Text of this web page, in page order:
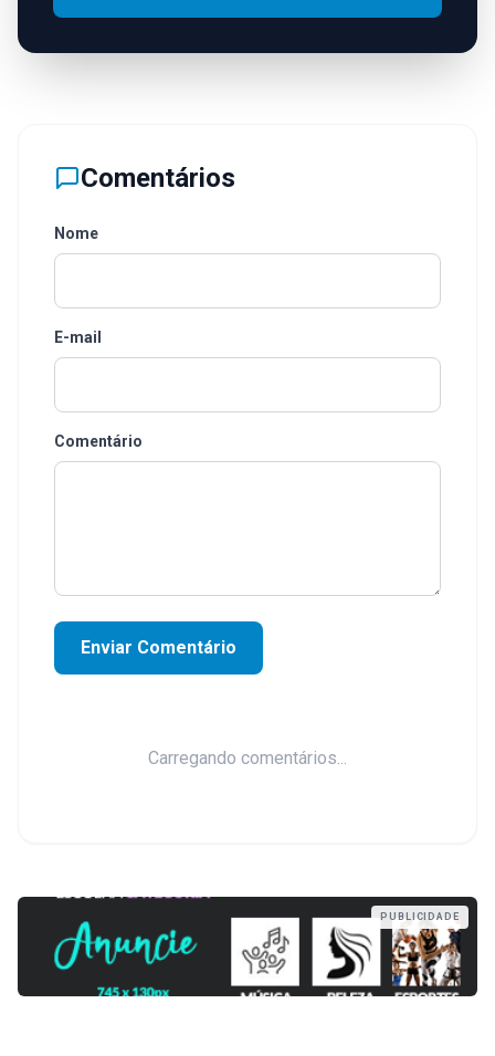
Comentários
Nome
E-mail
Comentário
Enviar Comentário
Carregando comentários...
PUBLICIDADE